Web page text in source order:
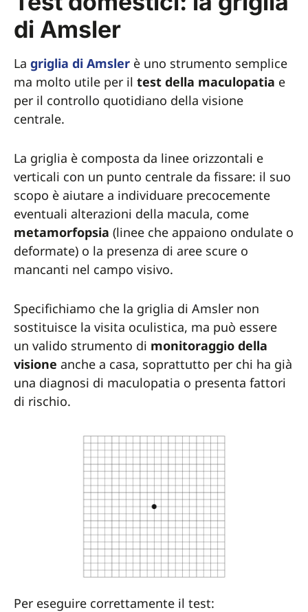
di Amsler
La griglia di Amsler è uno strumento semplice
ma molto utile per il test della maculopatia e
per il controllo quotidiano della visione
centrale.
La griglia è composta da linee orizzontali e
verticali con un punto centrale da fissare: il suo
scopo è aiutare a individuare precocemente
eventuali alterazioni della macula, come
metamorfopsia (linee che appaiono ondulate o
deformate) o la presenza di aree scure o
mancanti nel campo visivo.
Specifichiamo che la griglia di Amsler non
sostituisce la visita oculistica, ma può essere
un valido strumento di monitoraggio della
visione anche a casa, soprattutto per chi ha già
una diagnosi di maculopatia o presenta fattori
di rischio.
Per eseguire correttamente il test: